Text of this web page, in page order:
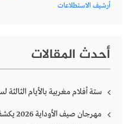
أرشيف الاستطلاعات
أحدث المقالات
ستة أفلام مغربية بالأيام الثالثة
مهرجان